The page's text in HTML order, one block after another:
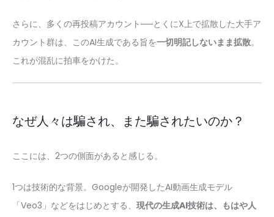
さらに、多くの再投稿アカウント──とくにX上で拡散した大手ア
カウント群は、このAI生成である旨を一切明記しないまま拡散。
これが混乱に拍車をかけた。
なぜ人々は騙され、また騙されたいのか？
ここには、2つの側面があると感じる。
1つは技術的な背景。Googleが開発したAI動画生成モデル
「Veo3」などをはじめとする、 現代の生成AI技術は、もはや人